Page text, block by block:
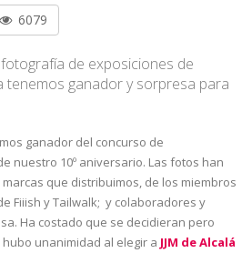
6079
de exposiciones de
tenemos ganador y sorpresa para
ganador del concurso de
nuestro 10º aniversario. Las fotos han
que distribuimos, de los miembros
Fiiish y Tailwalk; y colaboradores y
Ha costado que se decidieran pero
unanimidad al elegir a JJM de Alcalá